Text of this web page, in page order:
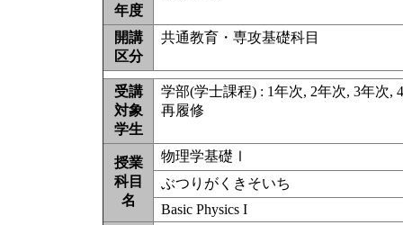
年度
開講
区分
共通教育・専攻基礎科目
受講
対象
学生
学部(学士課程) : 1年次, 2年次, 3年次,
再履修
授業
科目
名
物理学基礎Ⅰ
ぶつりがくきそいち
Basic Physics I